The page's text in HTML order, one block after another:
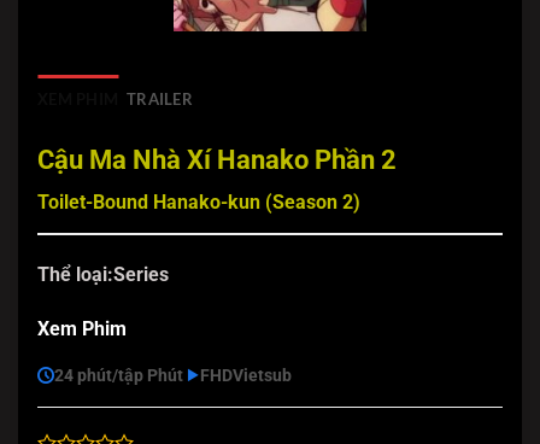
TRAILER
Cậu Ma Nhà Xí Hanako Phần 2
Toilet-Bound Hanako-kun (Season 2)
Thể loại:Series
Xem Phim
24 phút/tập Phút FHDVietsub